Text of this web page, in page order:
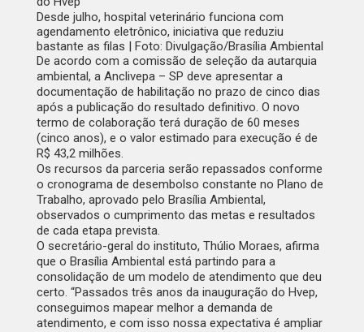
Desde julho, hospital veterinário funciona com
agendamento eletrônico, iniciativa que reduziu
bastante as filas | Foto: Divulgação/Brasília Ambiental
De acordo com a comissão de seleção da autarquia
ambiental, a Anclivepa – SP deve apresentar a
documentação de habilitação no prazo de cinco dias
após a publicação do resultado definitivo. O novo
termo de colaboração terá duração de 60 meses
(cinco anos), e o valor estimado para execução é de
R$ 43,2 milhões.
Os recursos da parceria serão repassados conforme
o cronograma de desembolso constante no Plano de
Trabalho, aprovado pelo Brasília Ambiental,
observados o cumprimento das metas e resultados
de cada etapa prevista.
O secretário-geral do instituto, Thúlio Moraes, afirma
que o Brasília Ambiental está partindo para a
consolidação de um modelo de atendimento que deu
certo. “Passados três anos da inauguração do Hvep,
conseguimos mapear melhor a demanda de
atendimento, e com isso nossa expectativa é ampliar